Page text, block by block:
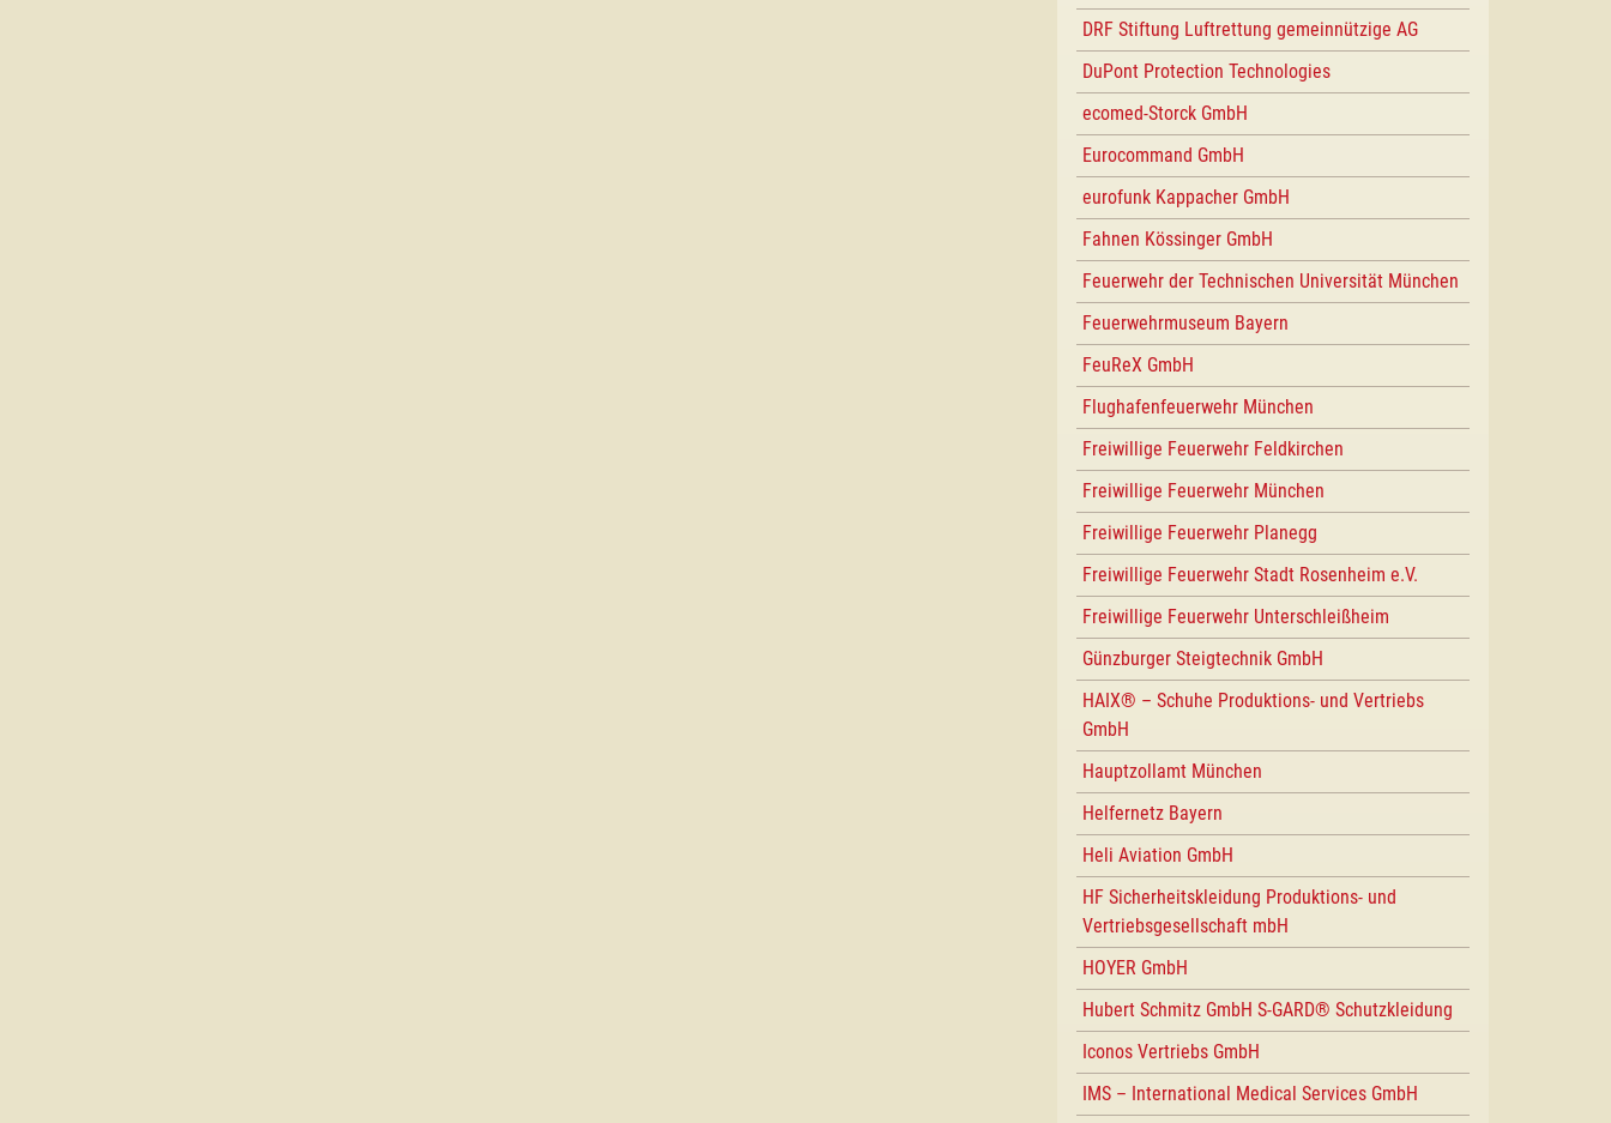
DRF Stiftung Luftrettung gemeinnützige AG
DuPont Protection Technologies
ecomed-Storck GmbH
Eurocommand GmbH
eurofunk Kappacher GmbH
Fahnen Kössinger GmbH
Feuerwehr der Technischen Universität München
Feuerwehrmuseum Bayern
FeuReX GmbH
Flughafenfeuerwehr München
Freiwillige Feuerwehr Feldkirchen
Freiwillige Feuerwehr München
Freiwillige Feuerwehr Planegg
Freiwillige Feuerwehr Stadt Rosenheim e.V.
Freiwillige Feuerwehr Unterschleißheim
Günzburger Steigtechnik GmbH
HAIX® – Schuhe Produktions- und Vertriebs
GmbH
Hauptzollamt München
Helfernetz Bayern
Heli Aviation GmbH
HF Sicherheitskleidung Produktions- und
Vertriebsgesellschaft mbH
HOYER GmbH
Hubert Schmitz GmbH S-GARD® Schutzkleidung
Iconos Vertriebs GmbH
IMS – International Medical Services GmbH